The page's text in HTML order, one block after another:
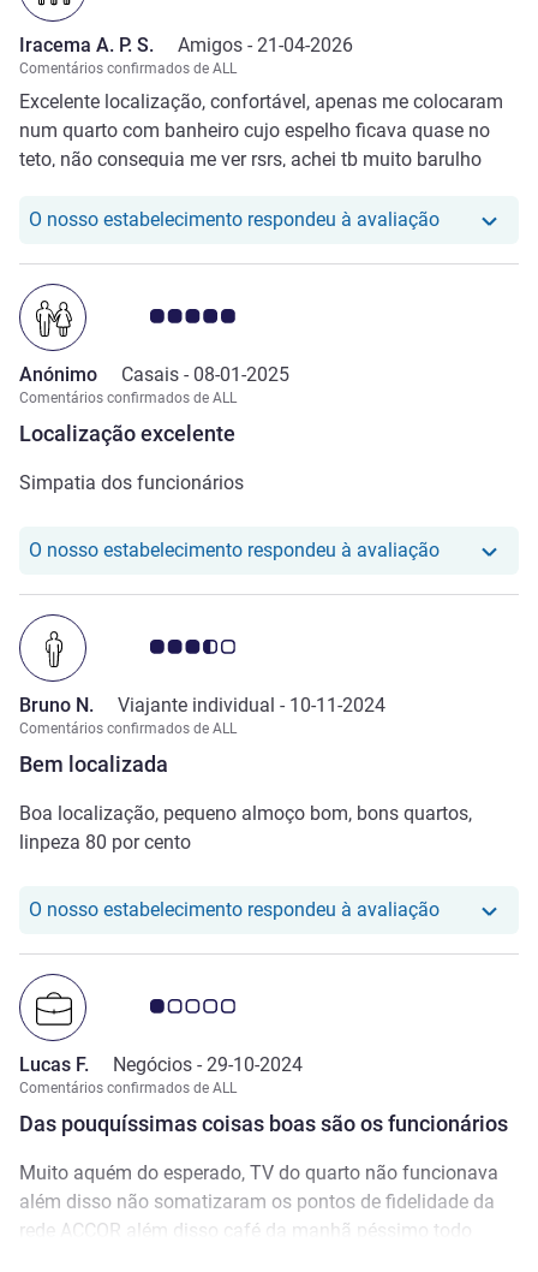
Iracema A. P. S. Amigos - 21-04-2026
Comentários confirmados de ALL
Excelente localização, confortável, apenas me colocaram
num quarto com banheiro cujo espelho ficava quase no
teto, não conseguia me ver rsrs, achei tb muito barulho
O nosso estabelecimento respondeu à avaliaçãoO nosso
Localização excelente
Nota clientes Avis 5.0/5
Anónimo Casais - 08-01-2025
Comentários confirmados de ALL
Simpatia dos funcionários
O nosso estabelecimento respondeu à avaliaçãoO nosso
Bem localizada
Nota clientes Avis 3.5/5
Bruno N. Viajante individual - 10-11-2024
Comentários confirmados de ALL
Boa localização, pequeno almoço bom, bons quartos,
linpeza 80 por cento
O nosso estabelecimento respondeu à avaliaçãoO nosso
Das pouquíssimas coisas boas são os funcionários
Nota clientes Avis 1.0/5
Lucas F. Negócios - 29-10-2024
Comentários confirmados de ALL
Muito aquém do esperado, TV do quarto não funcionava
além disso não somatizaram os pontos de fidelidade da
rede ACCOR além disso café da manhã péssimo todo